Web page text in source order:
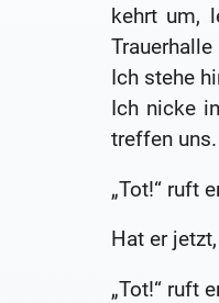
kehrt um,
Ich stehe
Ich nicke
treffen uns.
„Tot!“ ruft
Hat er
„Tot!“ ruft